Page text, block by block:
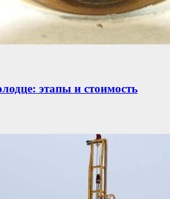
этапы и стоимость